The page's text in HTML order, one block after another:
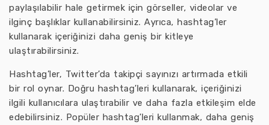
paylaşılabilir hale getirmek için görseller, videolar ve
ilginç başlıklar kullanabilirsiniz. Ayrıca, hashtag’ler
kullanarak içeriğinizi daha geniş bir kitleye
ulaştırabilirsiniz.
Hashtag’ler, Twitter’da takipçi sayınızı artırmada etkili
bir rol oynar. Doğru hashtag’leri kullanarak, içeriğinizi
ilgili kullanıcılara ulaştırabilir ve daha fazla etkileşim elde
edebilirsiniz. Popüler hashtag’leri kullanmak, daha geniş